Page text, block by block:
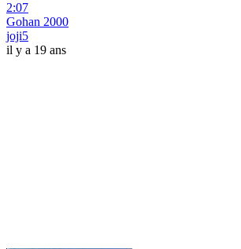
2:07
Gohan 2000
joji5
il y a 19 ans